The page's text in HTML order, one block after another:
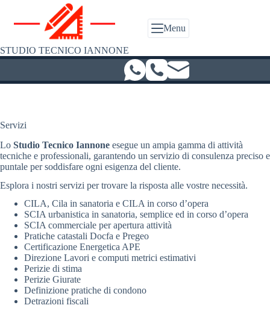
contenuto
STUDIO TECNICO IANNONE
Menu
Servizi
Lo Studio Tecnico Iannone esegue un ampia gamma di attività
tecniche e professionali, garantendo un servizio di consulenza preciso e
puntale per soddisfare ogni esigenza del cliente.
Esplora i nostri servizi per trovare la risposta alle vostre necessità.
CILA, Cila in sanatoria e CILA in corso d’opera
SCIA urbanistica in sanatoria, semplice ed in corso d’opera
SCIA commerciale per apertura attività
Pratiche catastali Docfa e Pregeo
Certificazione Energetica APE
Direzione Lavori e computi metrici estimativi
Perizie di stima
Perizie Giurate
Definizione pratiche di condono
Detrazioni fiscali